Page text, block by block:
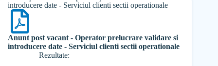
introducere date - Serviciul clienti sectii operationale
Anunt post vacant - Operator prelucrare validare si
introducere date - Serviciul clienti sectii operationale
Rezultate: